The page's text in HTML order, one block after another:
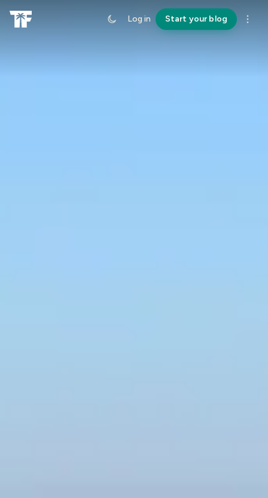
Log in Start your blog